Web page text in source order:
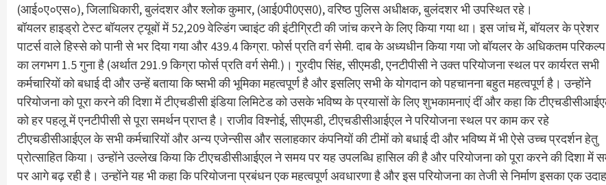
(आई०ए०एस०), जिलाधिकारी, बुलंदशर और श्लोक कुमार, (आई0पी0एस0), वरिष्ठ पुलिस अधीक्षक, बुलंदशर भी उपस्थित रहे।
बॉयलर हाइड्रो टेस्ट बॉयलर ट्यूबों में 52,209 वेल्डिंग ज्‍वाइंट की इंटीग्रिटी की जांच करने के लिए किया गया था। इस जांच में, बॉयलर के प्रेशर
पाटर्स वाले हिस्से को पानी से भर दिया गया और 439.4 किग्रा. फोर्स प्रति वर्ग सेमी. दाब के अध्यधीन किया गया जो बॉयलर के अधिकतम
का लगभग 1.5 गुना है (अर्थात 291.9 किग्रा फोर्स प्रति वर्ग सेमी.)। गुरदीप सिंह, सीएमडी, एनटीपीसी ने उक्त परियोजना स्थल पर कार्यरत सभी
कर्मचारियों को बधाई दी और उन्हें बताया कि ष्सभी की भूमिका महत्वपूर्ण है और इसलिए सभी के योगदान को पहचानना बहुत महत्वपूर्ण है। उन्होंने
परियोजना को पूरा करने की दिशा में टीएचडीसी इंडिया लिमिटेड को उसके भविष्य के प्रयासों के लिए शुभकामनाएं दीं और कहा कि
को हर पहलू में एनटीपीसी से पूरा समर्थन प्राप्त है। राजीव विश्नोई, सीएमडी, टीएचडीसीआईएल ने परियोजना स्थल पर काम कर रहे
टीएचडीसीआईएल के सभी कर्मचारियों और अन्य एजेन्सीस और सलाहकार कंपनियों की टीमों को बधाई दी और भविष्य में भी ऐसे उच्च प्रदर्शन हेतु
प्रोत्साहित किया। उन्होंने उल्लेख किया कि टीएचडीसीआईएल ने समय पर यह उपलब्धि हासिल की है और परियोजना को पूरा करने की दिशा में
पर आगे बढ़ रही है। उन्होंने यह भी कहा कि परियोजना प्रबंधन एक महत्वपूर्ण अवधारणा है और इस परियोजना का तेजी से निर्माण इसका एक